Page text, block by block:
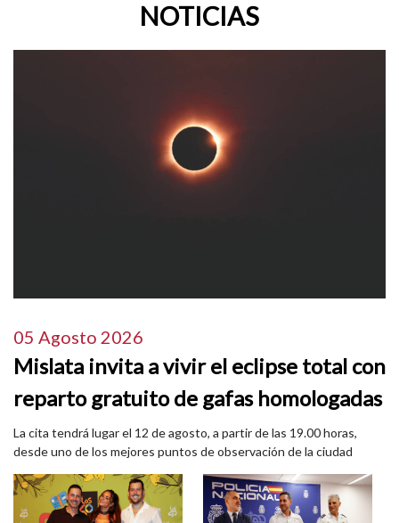
NOTICIAS
05 Agosto 2026
Mislata invita a vivir el eclipse total con
reparto gratuito de gafas homologadas
La cita tendrá lugar el 12 de agosto, a partir de las 19.00 horas,
desde uno de los mejores puntos de observación de la ciudad